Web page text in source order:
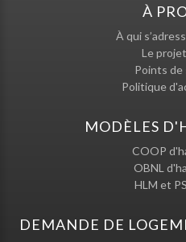
À
À qui
Le
Points de
Politique
MODÈLES
COOP
OBNL
HLM et
DEMANDE DE